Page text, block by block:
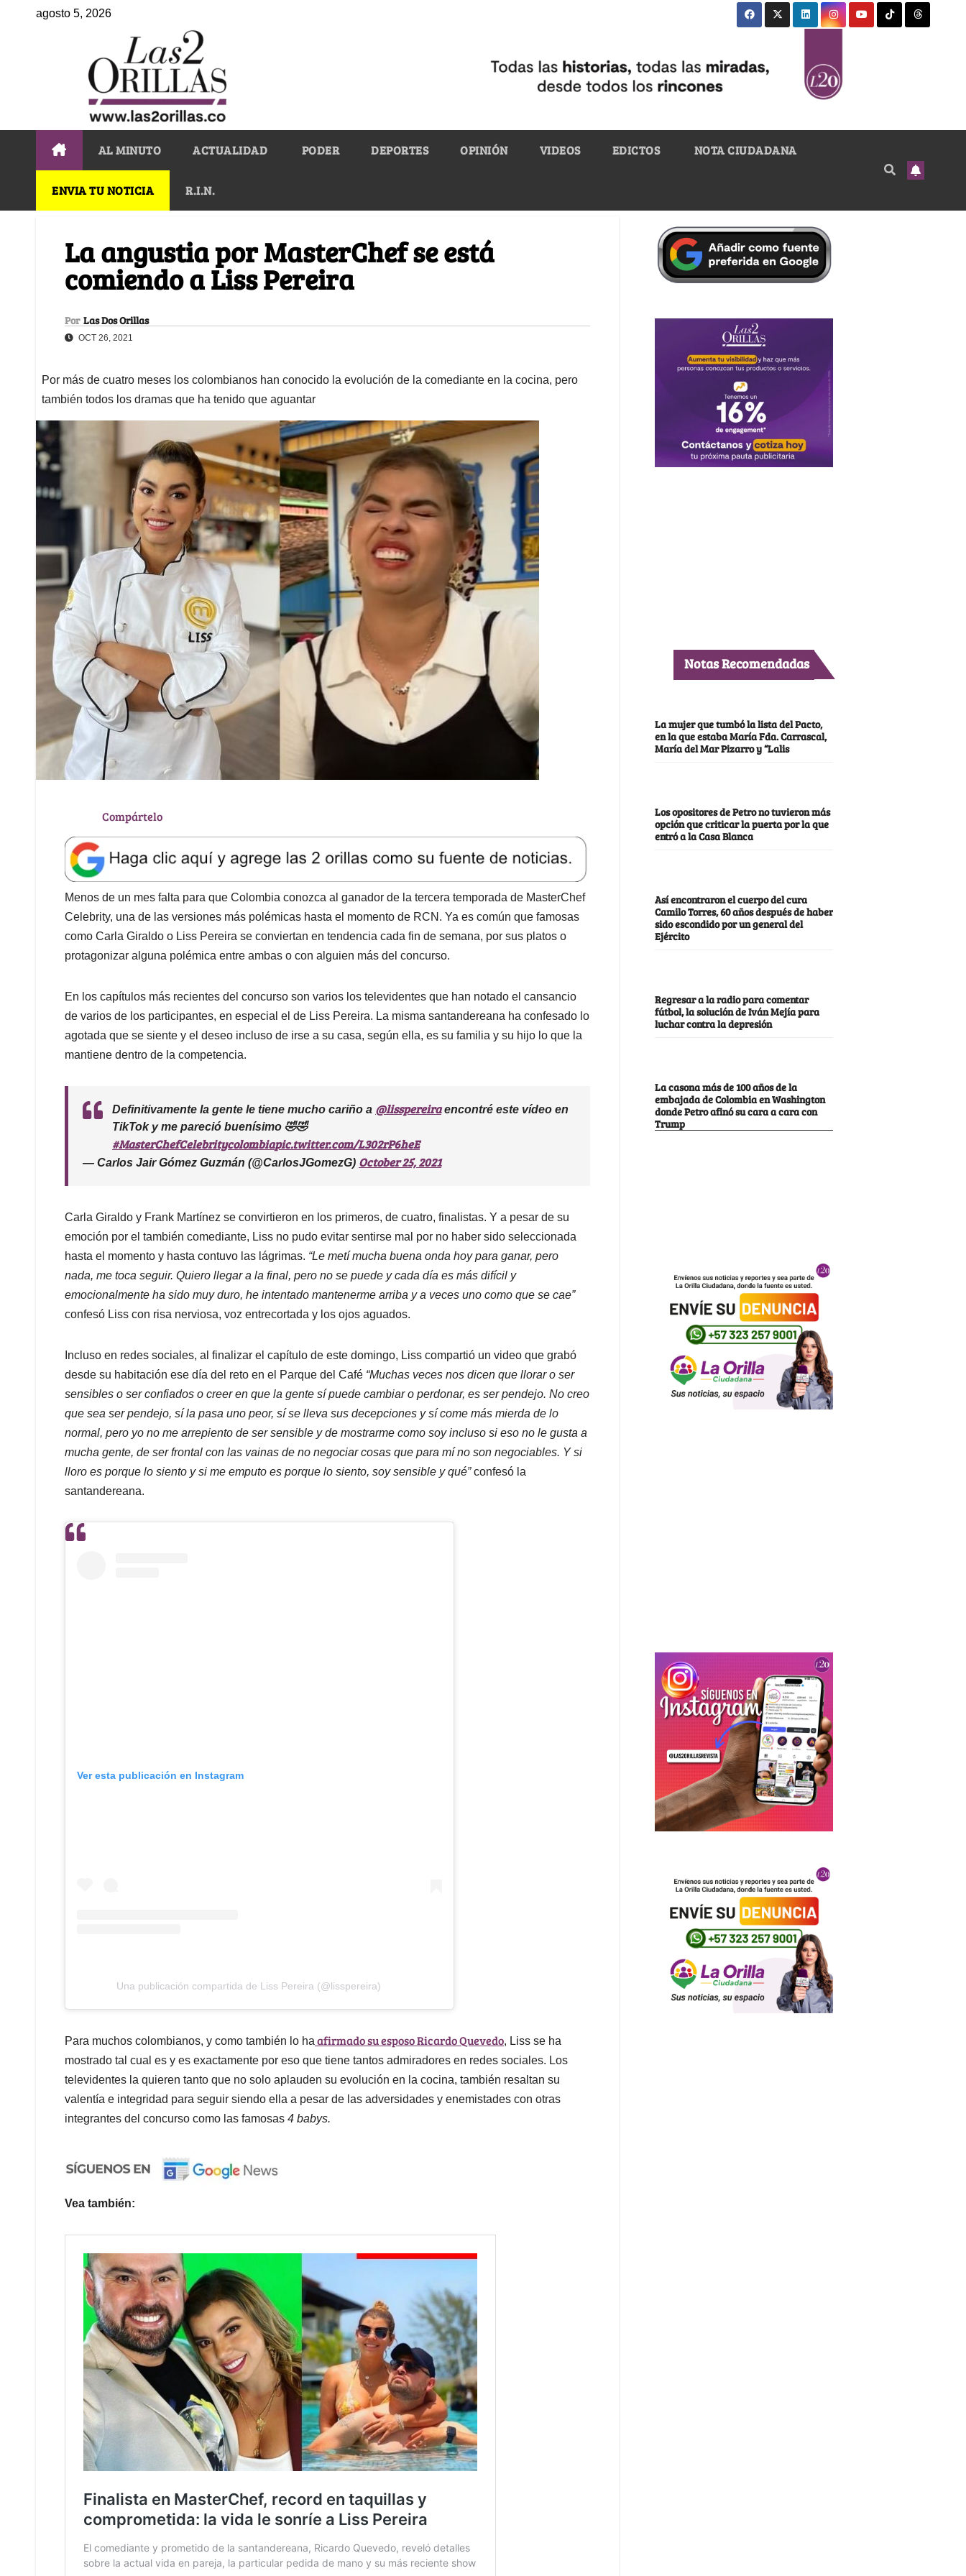
agosto 5, 2026
AL MINUTO ACTUALIDAD PODER DEPORTES OPINIÓN VIDEOS EDICTOS NOTA CIUDADANA
ENVIA TU NOTICIA R.I.N.
La angustia por MasterChef se está
comiendo a Liss Pereira
Por Las Dos Orillas
OCT 26, 2021
Por más de cuatro meses los colombianos han conocido la evolución de la comediante en la cocina, pero
también todos los dramas que ha tenido que aguantar
Compártelo
Menos de un mes falta para que Colombia conozca al ganador de la tercera temporada de MasterChef
Celebrity, una de las versiones más polémicas hasta el momento de RCN. Ya es común que famosas
como Carla Giraldo o Liss Pereira se conviertan en tendencia cada fin de semana, por sus platos o
protagonizar alguna polémica entre ambas o con alguien más del concurso.
En los capítulos más recientes del concurso son varios los televidentes que han notado el cansancio
de varios de los participantes, en especial el de Liss Pereira. La misma santandereana ha confesado lo
agotada que se siente y el deseo incluso de irse a su casa, según ella, es su familia y su hijo lo que la
mantiene dentro de la competencia.
Definitivamente la gente le tiene mucho cariño a @lisspereiraencontré este vídeo en
TikTok y me pareció buenísimo 🤣🤣
#MasterChefCelebritycolombiapic.twitter.com/L302rP6heE
— Carlos Jair Gómez Guzmán (@CarlosJGomezG) October 25, 2021
Carla Giraldo y Frank Martínez se convirtieron en los primeros, de cuatro, finalistas. Y a pesar de su
emoción por el también comediante, Liss no pudo evitar sentirse mal por no haber sido seleccionada
hasta el momento y hasta contuvo las lágrimas. “Le metí mucha buena onda hoy para ganar, pero
nada, me toca seguir. Quiero llegar a la final, pero no se puede y cada día es más difícil y
emocionalmente ha sido muy duro, he intentado mantenerme arriba y a veces uno como que se cae”
confesó Liss con risa nerviosa, voz entrecortada y los ojos aguados.
Incluso en redes sociales, al finalizar el capítulo de este domingo, Liss compartió un video que grabó
desde su habitación ese día del reto en el Parque del Café “Muchas veces nos dicen que llorar o ser
sensibles o ser confiados o creer en que la gente sí puede cambiar o perdonar, es ser pendejo. No creo
que sea ser pendejo, sí la pasa uno peor, sí se lleva sus decepciones y sí come más mierda de lo
normal, pero yo no me arrepiento de ser sensible y de mostrarme como soy incluso si eso no le gusta a
mucha gente, de ser frontal con las vainas de no negociar cosas que para mí no son negociables. Y si
lloro es porque lo siento y si me emputo es porque lo siento, soy sensible y qué”confesó la
santandereana.
Ver esta publicación en Instagram
Una publicación compartida de Liss Pereira (@lisspereira)
Para muchos colombianos, y como también lo ha afirmado su esposo Ricardo Quevedo, Liss se ha
mostrado tal cual es y es exactamente por eso que tiene tantos admiradores en redes sociales. Los
televidentes la quieren tanto que no solo aplauden su evolución en la cocina, también resaltan su
valentía e integridad para seguir siendo ella a pesar de las adversidades y enemistades con otras
integrantes del concurso como las famosas 4 babys.
Vea también:
Notas Recomendadas
La mujer que tumbó la lista del Pacto,
en la que estaba María Fda. Carrascal,
María del Mar Pizarro y “Lalis
Los opositores de Petro no tuvieron más
opción que criticar la puerta por la que
entró a la Casa Blanca
Así encontraron el cuerpo del cura
Camilo Torres, 60 años después de haber
sido escondido por un general del
Ejército
Regresar a la radio para comentar
fútbol, la solución de Iván Mejía para
luchar contra la depresión
La casona más de 100 años de la
embajada de Colombia en Washington
donde Petro afinó su cara a cara con
Trump